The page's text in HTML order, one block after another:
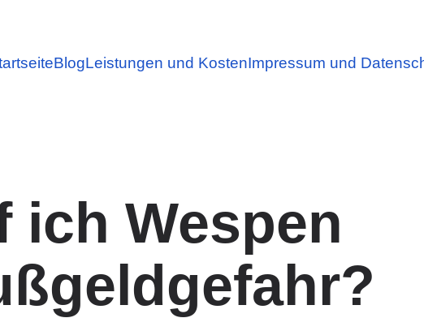
BlogLeistungen und KostenImpressum und
ich Wespen